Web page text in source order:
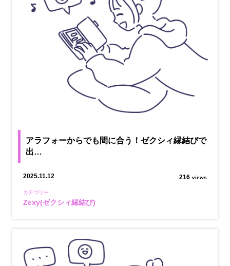
アラフォーからでも間に合う！ゼクシィ縁結びで
出…
2025.11.12 216 views
カテゴリー
Zexy(ゼクシィ縁結び)